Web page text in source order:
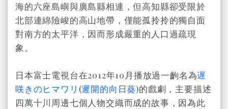
海的六座島嶼與廣島縣相連，但高知縣卻受限於
北部連綿險峻的高山地帶，僅能孤拎拎的獨自面
對南方的太平洋，因而形成嚴重的人口過疏現
象。
日本富士電視台在2012年10月播放過一齣名為遅
咲きのヒマワリ (遲開的向日葵)的戲劇，主要描述
四萬十川周邊七個人物交織而成的故事，因為此